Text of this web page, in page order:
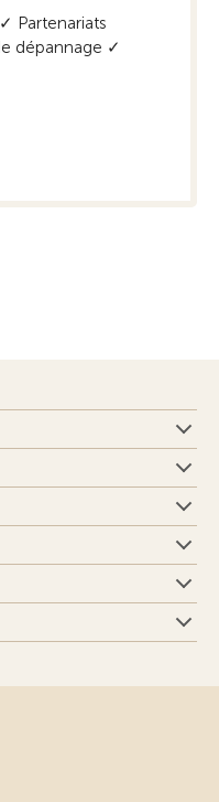
Partenariats
dépannage ✓